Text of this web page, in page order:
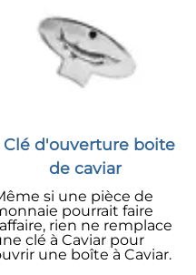
Clé d'ouverture boite
de caviar
si une pièce de
pourrait faire
rien ne remplace
clé à Caviar pour
une boîte à Caviar.